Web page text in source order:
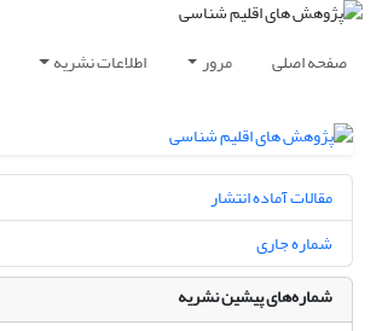
صفحه اصلی مرور اطلاعات نشریه
مقالات آماده انتشار
شماره جاری
شماره‌های پیشین نشریه